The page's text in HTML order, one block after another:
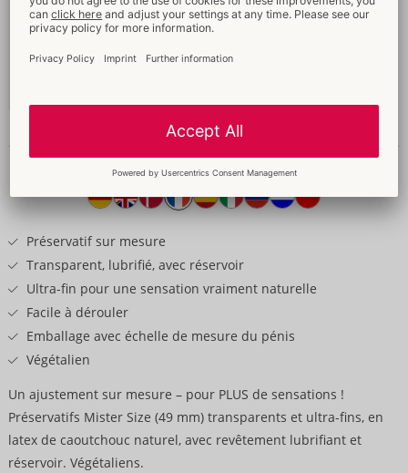
49 mm
Sans emballage
Informations détaillées
Texte
produit
Préservatif sur mesure
Transparent, lubrifié, avec réservoir
Ultra-fin pour une sensation vraiment naturelle
Facile à dérouler
Emballage avec échelle de mesure du pénis
Végétalien
Un ajustement sur mesure – pour PLUS de sensations !
Préservatifs Mister Size (49 mm) transparents et ultra-fins, en
latex de caoutchouc naturel, avec revêtement lubrifiant et
réservoir. Végétaliens.